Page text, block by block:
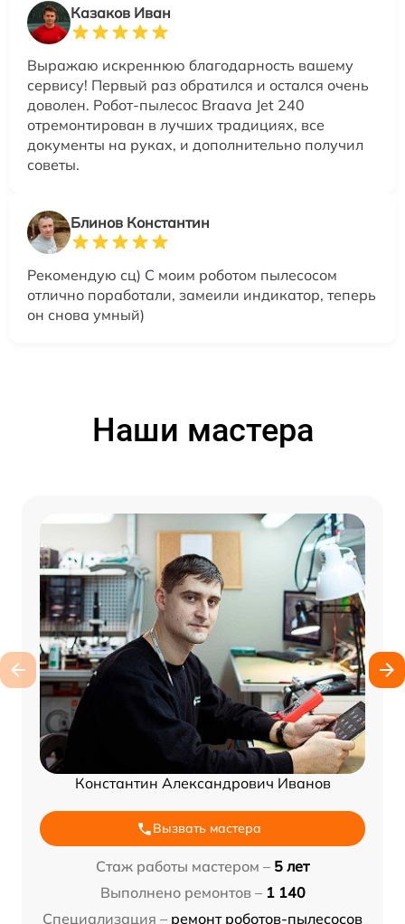
Казаков Иван
Выражаю искреннюю благодарность вашему
сервису! Первый раз обратился и остался очень
доволен. Робот-пылесос Braava Jet 240
отремонтирован в лучших традициях, все
документы на руках, и дополнительно получил
советы.
Блинов Константин
Рекомендую сц) С моим роботом пылесосом
отлично поработали, замеили индикатор, теперь
он снова умный)
Наши мастера
Константин Александрович Иванов
Вызвать мастера
Стаж работы мастером – 5 лет
Выполнено ремонтов – 1 140
Специализация – ремонт роботов-пылесосов